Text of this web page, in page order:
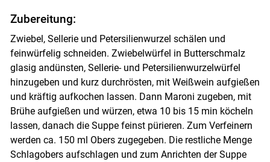
Zubereitung:
Zwiebel, Sellerie und Petersilienwurzel schälen und
feinwürfelig schneiden. Zwiebelwürfel in Butterschmalz
glasig andünsten, Sellerie- und Petersilienwurzelwürfel
hinzugeben und kurz durchrösten, mit Weißwein aufgießen
und kräftig aufkochen lassen. Dann Maroni zugeben, mit
Brühe aufgießen und würzen, etwa 10 bis 15 min köcheln
lassen, danach die Suppe feinst pürieren. Zum Verfeinern
werden ca. 150 ml Obers zugegeben. Die restliche Menge
Schlagobers aufschlagen und zum Anrichten der Suppe